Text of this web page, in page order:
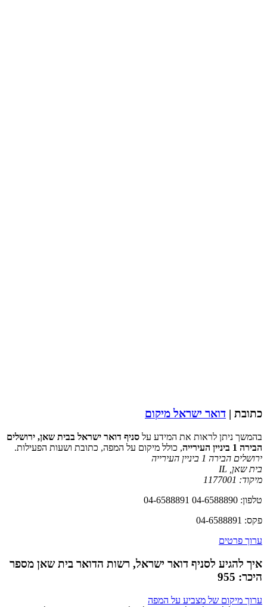
כתובת | דואר ישראל מיקום
בהמשך ניתן לראות את המידע על סניף דואר ישראל בבית שאן, ירושלים
הבירה 1 ביניין העירייה
, כולל מיקום על המפה, כתובת ושעות הפעילות.
ירושלים הבירה 1 ביניין העירייה
בית שאן IL
מיקוד: 1177001
טלפון: 04-6588890 04-6588891
פקס: 04-6588891
ערוך פרטים
איך להגיע לסניף דואר ישראל, רשות הדואר בית שאן מספר
היכר: 955
ערוך מיקום של מצביע על המפה